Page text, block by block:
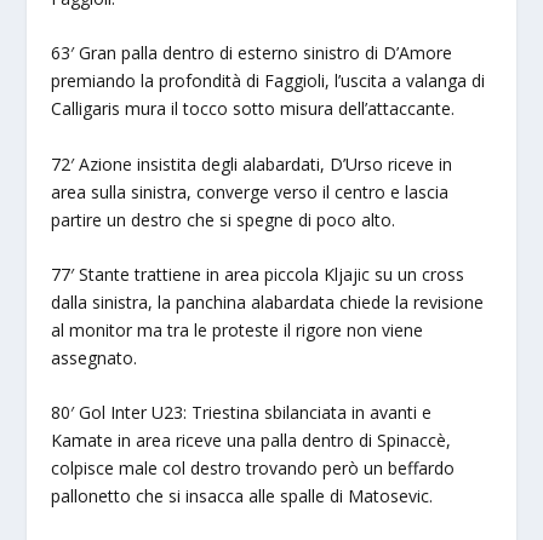
63′ Gran palla dentro di esterno sinistro di D’Amore
premiando la profondità di Faggioli, l’uscita a valanga di
Calligaris mura il tocco sotto misura dell’attaccante.
72′ Azione insistita degli alabardati, D’Urso riceve in
area sulla sinistra, converge verso il centro e lascia
partire un destro che si spegne di poco alto.
77′ Stante trattiene in area piccola Kljajic su un cross
dalla sinistra, la panchina alabardata chiede la revisione
al monitor ma tra le proteste il rigore non viene
assegnato.
80′ Gol Inter U23: Triestina sbilanciata in avanti e
Kamate in area riceve una palla dentro di Spinaccè,
colpisce male col destro trovando però un beffardo
pallonetto che si insacca alle spalle di Matosevic.